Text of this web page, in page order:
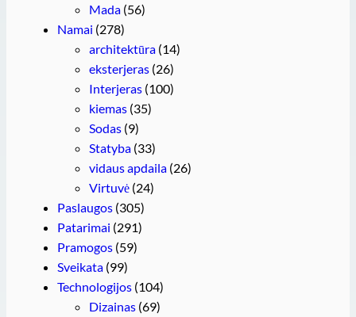
Mada (56)
Namai (278)
architektūra (14)
eksterjeras (26)
Interjeras (100)
kiemas (35)
Sodas (9)
Statyba (33)
vidaus apdaila (26)
Virtuvė (24)
Paslaugos (305)
Patarimai (291)
Pramogos (59)
Sveikata (99)
Technologijos (104)
Dizainas (69)